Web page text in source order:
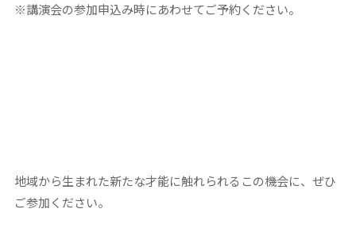
※講演会の参加申込み時にあわせてご予約ください。
地域から生まれた新たな才能に触れられるこの機会に、ぜひ
ご参加ください。